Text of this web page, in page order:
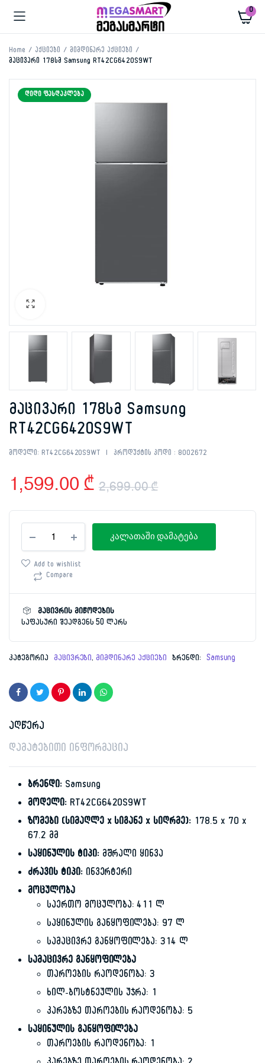
0
Home აქციები
მიმდინარე აქციები
მაცივარი 178სმ Samsung RT42CG6420S9WT
ᲓᲘᲓᲘ ᲤᲐᲡᲓᲐᲙᲚᲔᲑᲐ
მაცივარი 178სმ Samsung
RT42CG6420S9WT
მოდელი: RT42CG6420S9WT პროდუქტის კოდი : 8002672
2,699.00₾
Original
price
2,699.00 ₾.
1,599.00 ₾
Current
price
1,599.00 ₾.
178სმ
Samsung
RT42CG6420S9WT
რაოდენობა
კალათაში დამატება
Add to wishlist
Compare
მაცივრის მიწოდების
საფასური შეადგენს 50 ლარს
კატეგორია მაცივრები,მიმდინარე აქციები ბრენდი: Samsung
აღწერა
დამატებითი ინფორმაცია
ბრენდი:Samsung
მოდელი:RT42CG6420S9WT
ზომები (სიმაღლე x სიგანე x სიღრმე):178.5 x 70 x
67.2 მმ
საყინულის ტიპი:მშრალი ყინვა
ძრავის ტიპი:ინვერტერი
მოცულობა
საერთო მოცულობა: 411 ლ
საყინულის განყოფილება: 97 ლ
სამაცივრე განყოფილება: 314 ლ
სამაცივრე განყოფილება
თაროების რაოდენობა: 3
ხილ-ბოსტნეულის უჯრა: 1
კარებზე თაროების რაოდენობა: 5
საყინულის განყოფილება
თაროების რაოდენობა: 1